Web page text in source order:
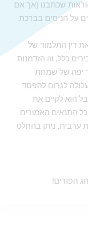
שכתבנו (אך אם
על הניסים בברכת
דין התלמוד של
כלל, וזו הזדמנות
יפה של שמחת
לגרום להפסד
הוא לקיים את
התנאים האמורים
ערבית, ניתן בהחלט
הפורים!